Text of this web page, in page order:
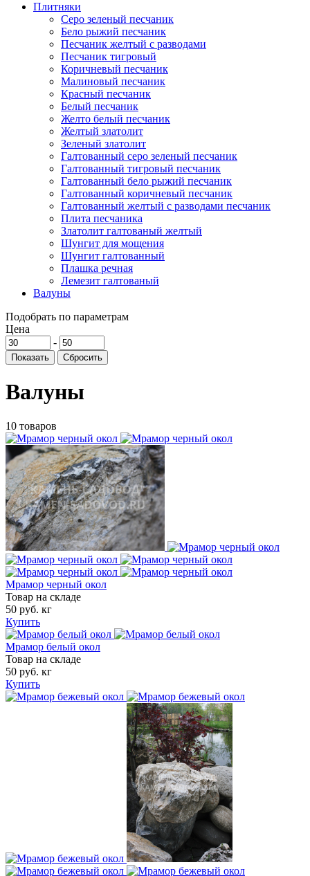
Плитняки
Серо зеленый песчаник
Бело рыжий песчаник
Песчаник желтый с разводами
Песчаник тигровый
Коричневый песчаник
Малиновый песчаник
Красный песчаник
Белый песчаник
Желто белый песчаник
Желтый златолит
Зеленый златолит
Галтованный серо зеленый песчаник
Галтованный тигровый песчаник
Галтованный бело рыжий песчаник
Галтованный коричневый песчаник
Галтованный желтый с разводами песчаник
Плита песчаника
Златолит галтованый желтый
Шунгит для мощения
Шунгит галтованный
Плашка речная
Лемезит галтованый
Валуны
Подобрать по параметрам
Цена
-
Валуны
10 товаров
Мрамор черный окол
Товар на складе
50 руб. кг
Купить
Мрамор белый окол
Товар на складе
50 руб. кг
Купить